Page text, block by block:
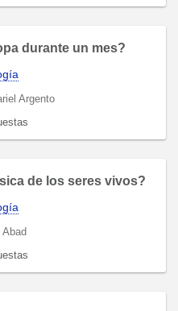
durante un mes?
Argento
de los seres vivos?
Abad